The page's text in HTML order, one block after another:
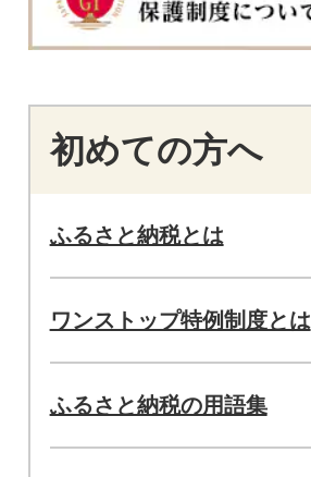
初めての方へ
ふるさと納税とは
ワンストップ特例制度とは
ふるさと納税の用語集